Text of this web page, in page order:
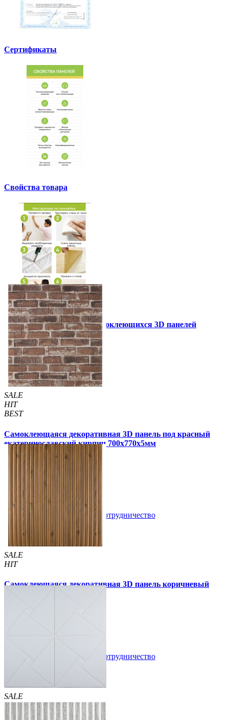
Сертификаты
Свойства товара
Инструкция установки самоклеющихся 3D панелей
Другие так же купили
SALE
HIT
BEST
Самоклеющаяся декоративная 3D панель под красный
екатеринославский кирпич 700x770x5мм
105 грн 180 грн
4 отзывов
В закладки Сотрудничество
SALE
HIT
Самоклеющаяся декоративная 3D панель коричневый
В закладки Сотрудничество
SALE
HIT